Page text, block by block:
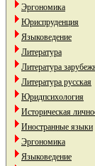
Эргономика
Юриспруденция
Языковедение
Литература
Литература
Литература русская
Юридпсихология
Историческая
Иностранные языки
Эргономика
Языковедение